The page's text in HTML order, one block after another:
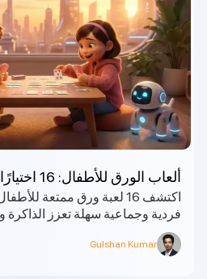
ألعاب الورق للأطفال: 16 اختيارًا ممتعًا وسهلاً
اكتشف 16 لعبة ورق ممتعة
فردية وجماعية سهلة تعزز الذاكرة
واللعب الجماعي.
Gulshan Kumar